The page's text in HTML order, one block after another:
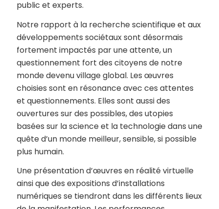
public et experts.
Notre rapport à la recherche scientifique et aux
développements sociétaux sont désormais
fortement impactés par une attente, un
questionnement fort des citoyens de notre
monde devenu village global. Les œuvres
choisies sont en résonance avec ces attentes
et questionnements. Elles sont aussi des
ouvertures sur des possibles, des utopies
basées sur la science et la technologie dans une
quête d’un monde meilleur, sensible, si possible
plus humain.
Une présentation d’œuvres en réalité virtuelle
ainsi que des expositions d’installations
numériques se tiendront dans les différents lieux